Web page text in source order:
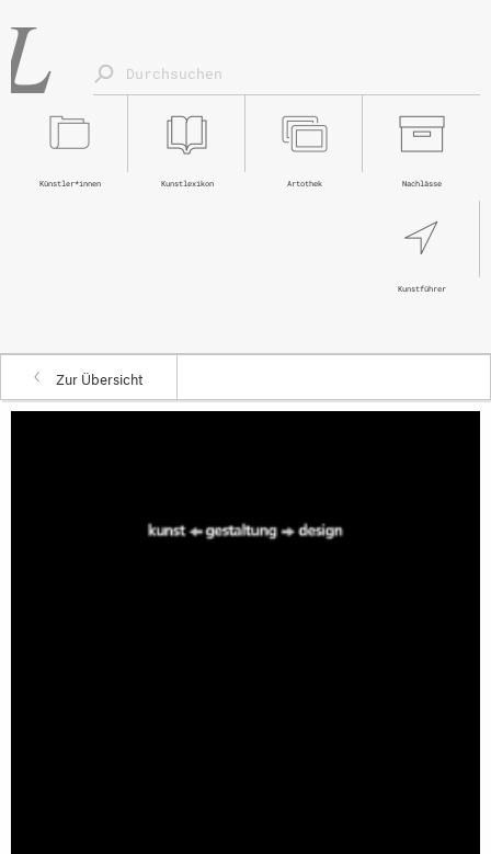
Nachlässe
Artothek
Kunstlexikon
Künstler*innen
Kunstführer
Zur Übersicht